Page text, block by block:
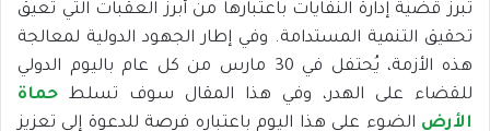
تبرز قضية إدارة النفايات باعتبارها من أبرز العقبات التي تعيق
تحقيق التنمية المستدامة. وفي إطار الجهود الدولية لمعالجة
هذه الأزمة، يُحتفل في 30 مارس من كل عام باليوم الدولي
للقضاء على الهدر، وفي هذا المقال سوف تسلط حماة
الأرض الضوء على هذا اليوم باعتباره فرصة للدعوة إلى تعزيز